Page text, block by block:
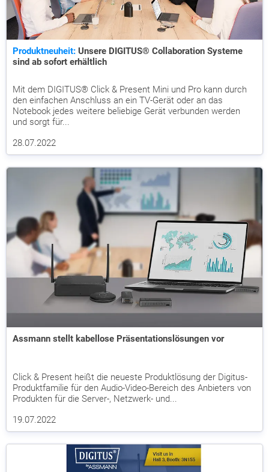
Produktneuheit: Unsere DIGITUS® Collaboration Systeme
sind ab sofort erhältlich
Mit dem DIGITUS® Click & Present Mini und Pro kann durch
den einfachen Anschluss an ein TV-Gerät oder an das
Notebook jedes weitere beliebige Gerät verbunden werden
und sorgt für...
28.07.2022
Assmann stellt kabellose Präsentationslösungen vor
Click & Present heißt die neueste Produktlösung der Digitus-
Produktfamilie für den Audio-Video-Bereich des Anbieters von
Produkten für die Server-, Netzwerk- und...
19.07.2022